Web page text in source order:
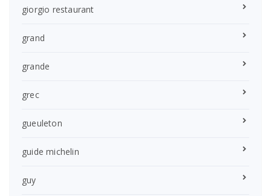
giorgio restaurant
grand
grande
grec
gueuleton
guide michelin
guy